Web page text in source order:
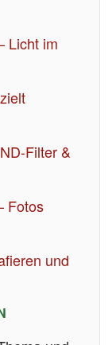
Licht im
Filter &
Fotos
und